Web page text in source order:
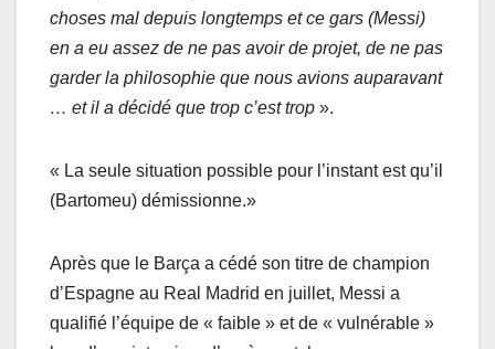
choses mal depuis longtemps et ce gars (Messi)
en a eu assez de ne pas avoir de projet, de ne pas
garder la philosophie que nous avions auparavant
… et il a décidé que trop c’est trop ».
« La seule situation possible pour l’instant est qu’il
(Bartomeu) démissionne.»
Après que le Barça a cédé son titre de champion
d’Espagne au Real Madrid en juillet, Messi a
qualifié l’équipe de « faible » et de « vulnérable »